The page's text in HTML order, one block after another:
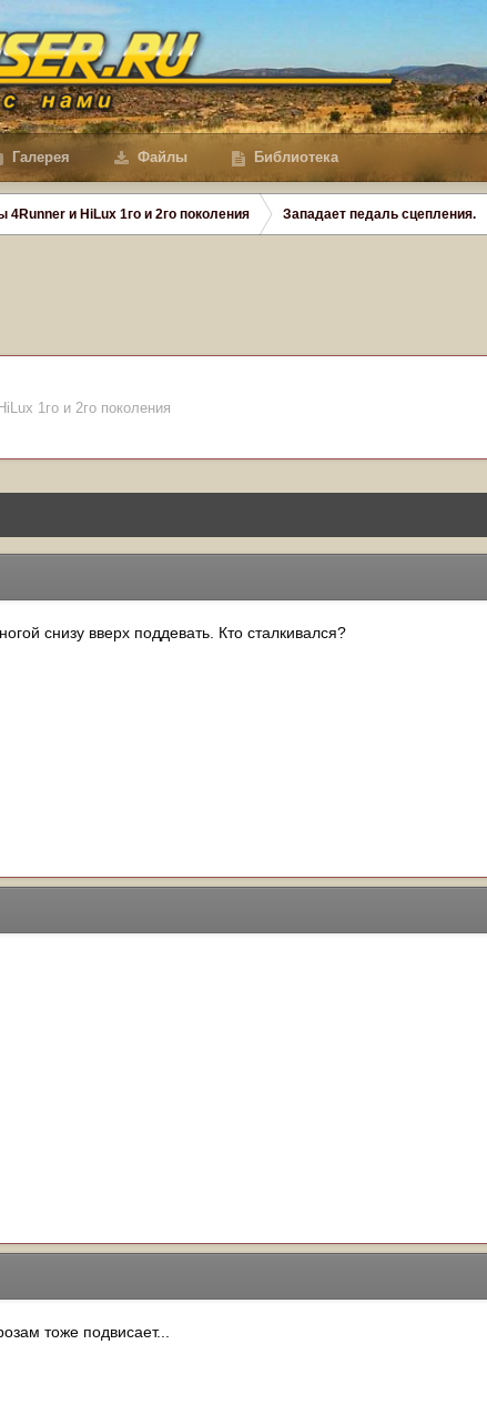
Галерея Файлы Библиотека
4Runner и HiLux 1го и 2го поколения Западает педаль сцепления.
1го и 2го поколения
снизу вверх поддевать. Кто сталкивался?
тоже подвисает...